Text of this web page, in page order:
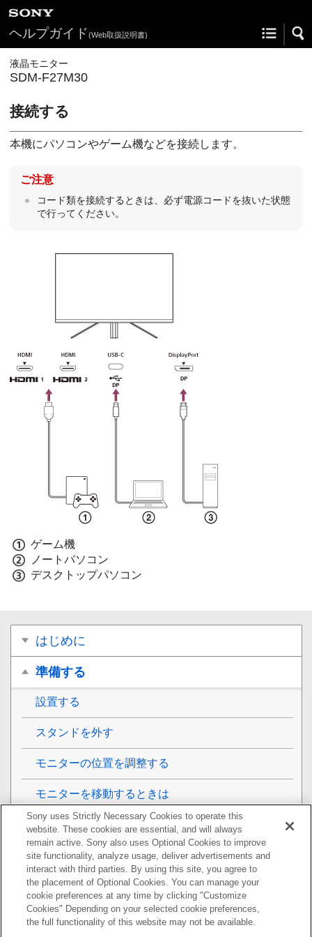
ヘルプガイド(Web取扱説明書)
液晶モニター
SDM-F27M30
接続する
本機にパソコンやゲーム機などを接続します。
ご注意
コード類を接続するときは、必ず電源コードを抜いた状態
で行ってください。
ゲーム機
ノートパソコン
デスクトップパソコン
はじめに
準備する
設置する
スタンドを外す
モニターの位置を調整する
モニターを移動するときは
接続する
モニターを使う
設定を変更する
便利な機能を使う
Sony uses Strictly Necessary Cookies to operate this
website. These cookies are essential, and will always
remain active. Sony also uses Optional Cookies to improve
site functionality, analyze usage, deliver advertisements and
interact with third parties. By using this site, you agree to
the placement of Optional Cookies. You can manage your
cookie preferences at any time by clicking "Customize
Cookies" Depending on your selected cookie preferences,
the full functionality of this website may not be available.